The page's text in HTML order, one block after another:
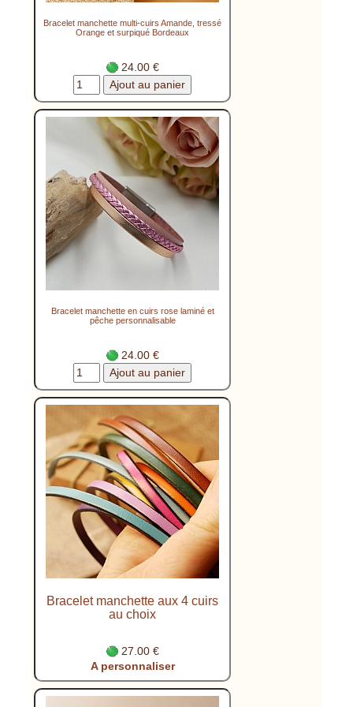
Bracelet manchette multi-cuirs Amande, tressé
Orange et surpiqué Bordeaux
24.00 €
Bracelet manchette en cuirs rose laminé et
pêche personnalisable
24.00 €
Bracelet manchette aux 4 cuirs
au choix
27.00 €
A personnaliser